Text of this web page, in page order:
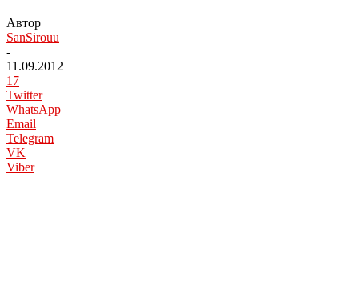
Автор
SanSirouu
-
11.09.2012
17
Twitter
WhatsApp
Email
Telegram
VK
Viber